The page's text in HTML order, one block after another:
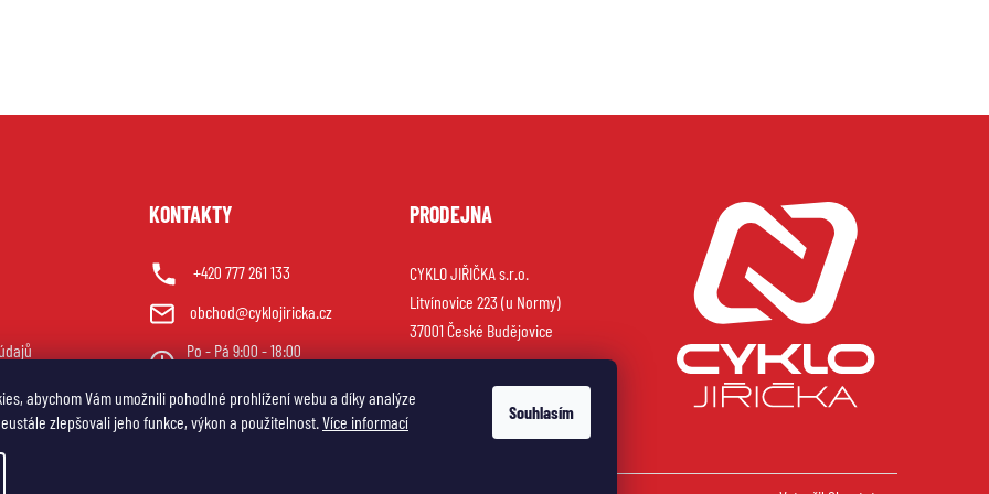
abychom Vám umožnili pohodlné prohlížení webu a díky analýze
zlepšovali jeho funkce, výkon a použitelnost.Více informací Souhlasím
KONTAKTY
+420 777 261 133
obchod@cyklojiricka.cz
Po - Pá 9:00 - 18:00
PRODEJNA
CYKLO JIŘIČKA s.r.o.
Litvínovice 223 (u Normy)
37001 České Budějovice